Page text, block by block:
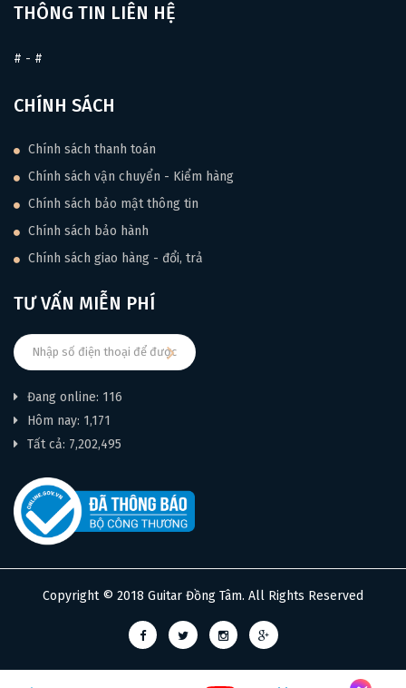
THÔNG TIN LIÊN HỆ
# - #
CHÍNH SÁCH
Chính sách thanh toán
Chính sách vận chuyển - Kiểm hàng
Chính sách bảo mật thông tin
Chính sách bảo hành
Chính sách giao hàng - đổi, trả
TƯ VẤN MIỄN PHÍ
Đang online: 116
Hôm nay: 1,171
Tất cả: 7,202,495
Copyright © 2018 Guitar Đồng Tâm. All Rights Reserved